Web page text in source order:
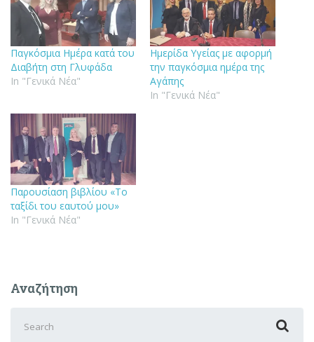
Παγκόσμια Ημέρα κατά του
Διαβήτη στη Γλυφάδα
In "Γενικά Νέα"
Ημερίδα Υγείας με αφορμή
την παγκόσμια ημέρα της
Αγάπης
In "Γενικά Νέα"
Παρουσίαση βιβλίου «Το
ταξίδι του εαυτού μου»
In "Γενικά Νέα"
Αναζήτηση
for: